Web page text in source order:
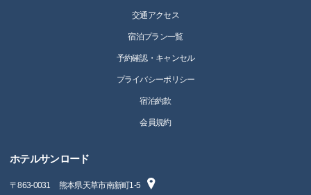
交通アクセス
宿泊プラン一覧
予約確認・キャンセル
プライバシーポリシー
宿泊約款
会員規約
ホテルサンロード
〒863-0031 熊本県天草市南新町1-5